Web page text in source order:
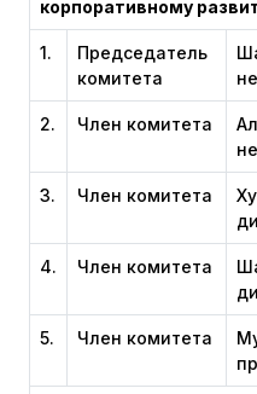
корпоративному
1.
Председатель
комитета
2. Член комитета
3. Член комитета
4. Член комитета
5. Член комитета